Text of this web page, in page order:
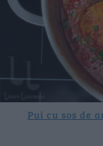
Pui cu sos de